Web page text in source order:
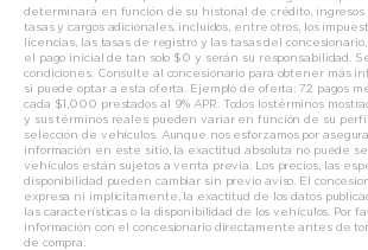
determinará en función de su historial de crédito, ingresos
tasas y cargos adicionales, incluidos, entre otros, los
licencias, las tasas de registro y las tasas del
el pago inicial de tan solo $0 y serán su responsabilidad.
condiciones. Consulte al concesionario para obtener más
si puede optar a esta oferta. Ejemplo de oferta: 72 pagos
cada $1,000 prestados al 9% APR. Todos lostérminos
y sus términos reales pueden variar en función de su
selección de vehículos. Aunque nos esforzamos por
información en este sitio, la exactitud absoluta no puede
vehículos están sujetos a venta previa. Los precios, las
disponibilidad pueden cambiar sin previo aviso. El
expresa ni implícitamente, la exactitud de los datos
las características o la disponibilidad de los vehículos. Por
información con el concesionario directamente antes de
de compra.